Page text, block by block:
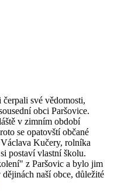
své vědomosti,
obci Paršovice.
v zimním období
se opatovští občané
Kučery, rolníka
postaví vlastní školu.
z Paršovic a bylo jim
naší obce, důležité